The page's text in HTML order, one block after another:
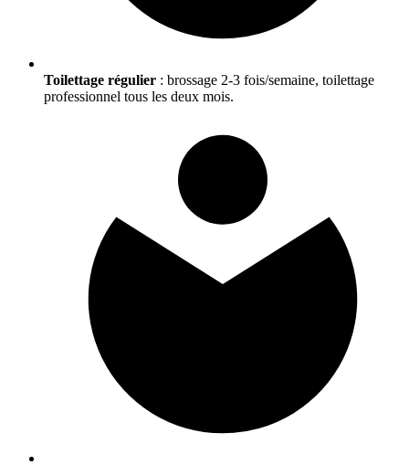
Toilettage régulier : brossage 2-3 fois/semaine, toilettage
professionnel tous les deux mois.